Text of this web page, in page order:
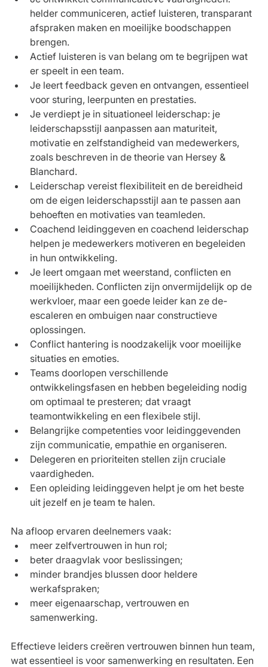
helder communiceren, actief luisteren, transparant
afspraken maken en moeilijke boodschappen
brengen.
Actief luisteren is van belang om te begrijpen wat
er speelt in een team.
Je leert feedback geven en ontvangen, essentieel
voor sturing, leerpunten en prestaties.
Je verdiept je in situationeel leiderschap: je
leiderschapsstijl aanpassen aan maturiteit,
motivatie en zelfstandigheid van medewerkers,
zoals beschreven in de theorie van Hersey &
Blanchard.
Leiderschap vereist flexibiliteit en de bereidheid
om de eigen leiderschapsstijl aan te passen aan
behoeften en motivaties van teamleden.
Coachend leidinggeven en coachend leiderschap
helpen je medewerkers motiveren en begeleiden
in hun ontwikkeling.
Je leert omgaan met weerstand, conflicten en
moeilijkheden. Conflicten zijn onvermijdelijk op de
werkvloer, maar een goede leider kan ze de-
escaleren en ombuigen naar constructieve
oplossingen.
Conflict hantering is noodzakelijk voor moeilijke
situaties en emoties.
Teams doorlopen verschillende
ontwikkelingsfasen en hebben begeleiding nodig
om optimaal te presteren; dat vraagt
teamontwikkeling en een flexibele stijl.
Belangrijke competenties voor leidinggevenden
zijn communicatie, empathie en organiseren.
Delegeren en prioriteiten stellen zijn cruciale
vaardigheden.
Een opleiding leidinggeven helpt je om het beste
uit jezelf en je team te halen.
Na afloop ervaren deelnemers vaak:
meer zelfvertrouwen in hun rol;
beter draagvlak voor beslissingen;
minder brandjes blussen door heldere
werkafspraken;
meer eigenaarschap, vertrouwen en
samenwerking.
Effectieve leiders creëren vertrouwen binnen hun team,
wat essentieel is voor samenwerking en resultaten. Een